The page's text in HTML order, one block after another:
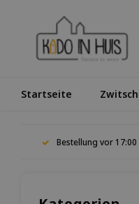
Startseite
Bestellung vor